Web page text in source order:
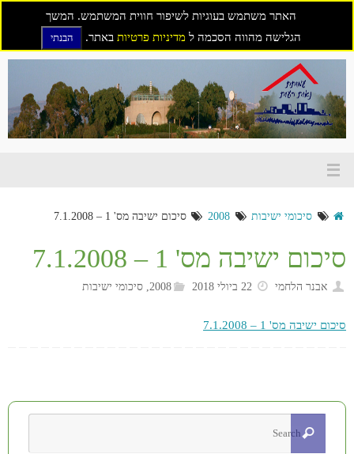
האתר משתמש בעוגיות לשיפור חווית המשתמש. המשך
הגלישה מהווה הסכמה ל מדיניות פרטיות באתר. הבנתי
לתוכן
סיכומי ישיבות 2008 סיכום ישיבה מס' 1 – 7.1.2008
סיכום ישיבה מס' 1 – 7.1.2008
אבנר הלחמי 22 ביולי 2018 2008
, סיכומי ישיבות
סיכום ישיבה מס' 1 – 7.1.2008